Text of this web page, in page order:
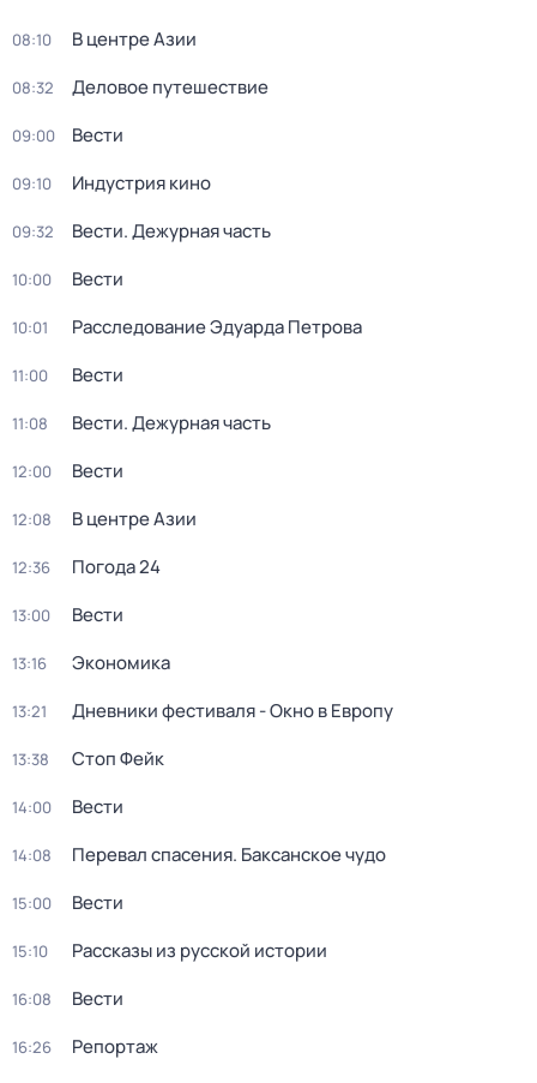
08:10 В центре Азии
08:32 Деловое путешествие
09:00 Вести
09:10 Индустрия кино
09:32 Вести. Дежурная часть
10:00 Вести
10:01 Расследование Эдуарда Петрова
11:00 Вести
11:08 Вести. Дежурная часть
12:00 Вести
12:08 В центре Азии
12:36 Погода 24
13:00 Вести
13:16 Экономика
13:21 Дневники фестиваля - Окно в Европу
13:38 Стоп Фейк
14:00 Вести
14:08 Перевал спасения. Баксанское чудо
15:00 Вести
15:10 Рассказы из русской истории
16:08 Вести
16:26
Репортаж